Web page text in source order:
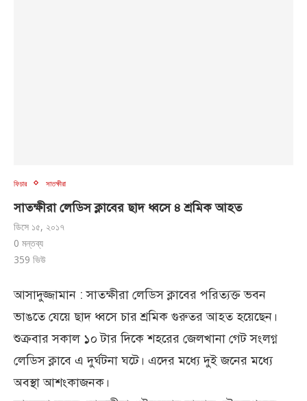
ফিচার সাতক্ষীরা
সাতক্ষীরা লেডিস ক্লাবের ছাদ ধ্বসে ৪ শ্রমিক আহত
ডিসে ১৫, ২০১৭
0 মন্তব্য
359 ভিউ
আসাদুজ্জামান : সাতক্ষীরা লেডিস ক্লাবের পরিত্যক্ত ভবন
ভাঙতে যেয়ে ছাদ ধ্বসে চার শ্রমিক গুরুতর আহত হয়েছেন।
শুক্রবার সকাল ১০ টার দিকে শহরের জেলখানা গেট সংলগ্ন
লেডিস ক্লাবে এ দুর্ঘটনা ঘটে। এদের মধ্যে দুই জনের মধ্যে
অবস্থা আশংকাজনক।